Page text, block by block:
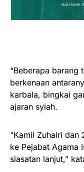
“Beberapa barang
berkenaan
karbala, bingkai
ajaran syiah.
“Kamil Zuhairi dan
ke Pejabat Agama
siasatan lanjut,”